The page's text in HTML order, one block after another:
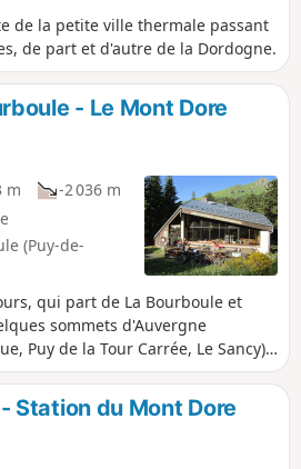
de la petite ville thermale passant
de part et d'autre de la Dordogne.
- Le Mont Dore
m
-2 036 m
(Puy-de-
qui part de La Bourboule et
sommets d'Auvergne
Puy de la Tour Carrée, Le Sancy),
la Grande Cascade, etc. pour se
Dore.
Station du Mont Dore